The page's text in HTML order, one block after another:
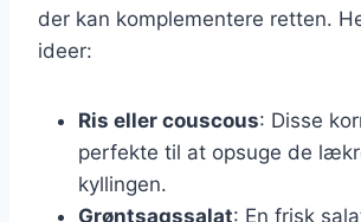
der kan komplementere retten.
ideer:
Ris eller couscous: Disse
perfekte til at opsuge de
kyllingen.
Grøntsagssalat: En frisk